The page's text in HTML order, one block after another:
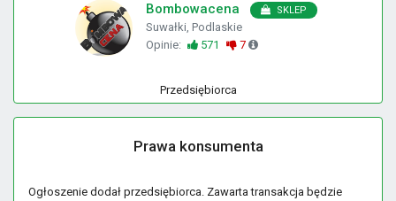
Bombowacena SKLEP
Suwałki, Podlaskie
Opinie:
571 7
Przedsiębiorca
Prawa konsumenta
Ogłoszenie dodał przedsiębiorca. Zawarta transakcja będzie